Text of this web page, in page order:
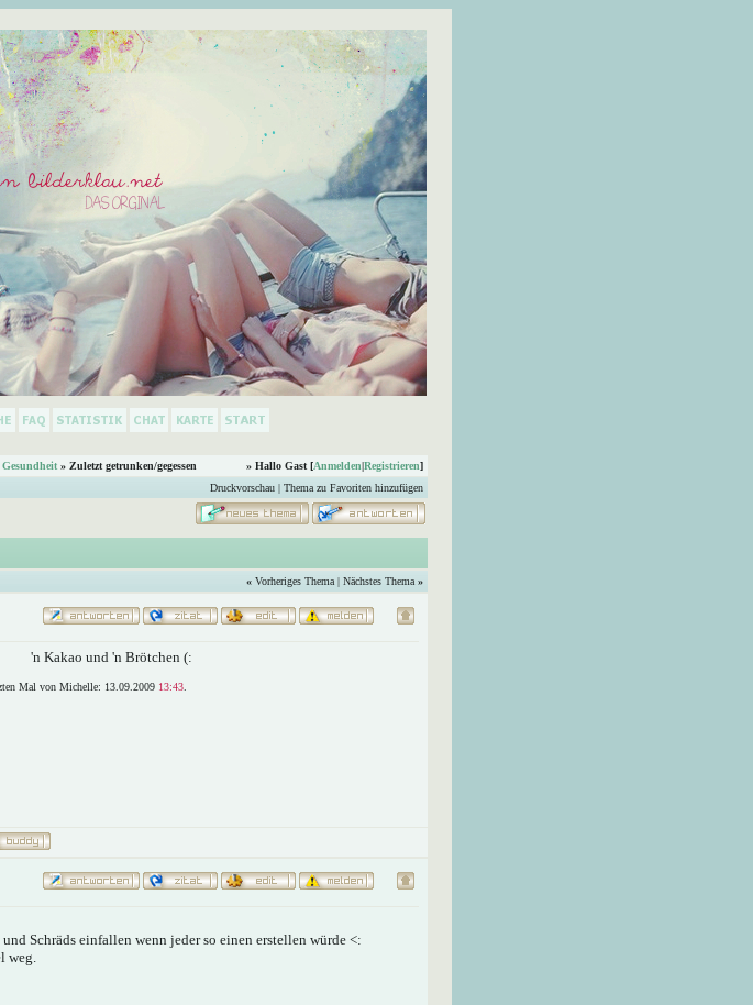
» Zuletzt getrunken/gegessen » Hallo Gast [Anmelden|Registrieren]
Druckvorschau | Thema zu Favoriten hinzufügen
« Vorheriges Thema | Nächstes Thema »
'n Kakao und 'n Brötchen (:
Mal von Michelle: 13.09.2009 13:43
Schräds einfallen wenn jeder so einen erstellen würde <:
weg.